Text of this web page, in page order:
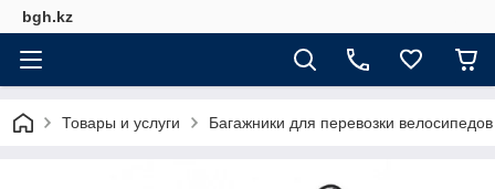
bgh.kz
Товары и услуги Багажники для перевозки велосипедов